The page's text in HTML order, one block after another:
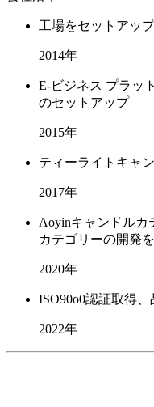
工場をセットアッ
2014年
E-ビジネス プラッ
のセットアップ
2015年
ティーライトキャ
2017年
Aoyinキャンドルカ
カテゴリーの開発
2020年
ISO90o0認証取得
2022年